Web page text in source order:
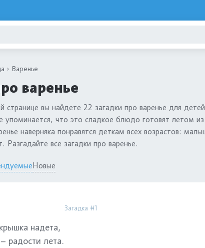
Варенье
варенье
странице вы найдете 22 загадки про варенье для
упоминается, что это сладкое блюдо готовят летом
наверняка понравятся деткам всех возрастов:
Разгадайте все загадки про варенье.
Новые
Загадка #1
надета,
радости лета.